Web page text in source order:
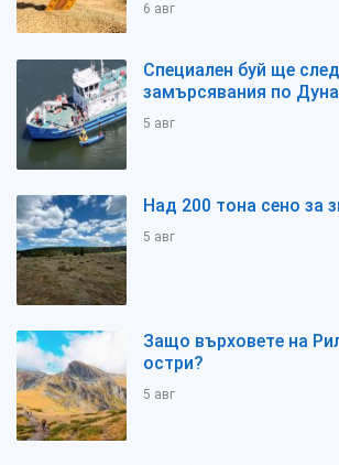
6 авг
Специален буй ще
замърсявания по
5 авг
Над 200 тона сено за
5 авг
Защо върховете на
остри?
5 авг